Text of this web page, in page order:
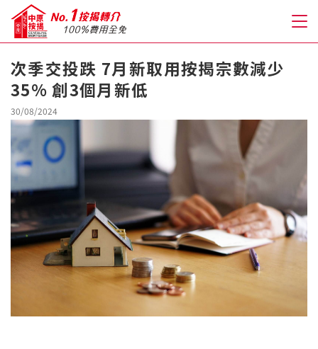
關於我們
格到至抵按揭
人才房貸・開戶優惠
免費房貸轉介服務
免費開戶轉介服務
私人貸款
次季交投跌 7月新取用按揭宗數減少
35% 創3個月新低
30/08/2024